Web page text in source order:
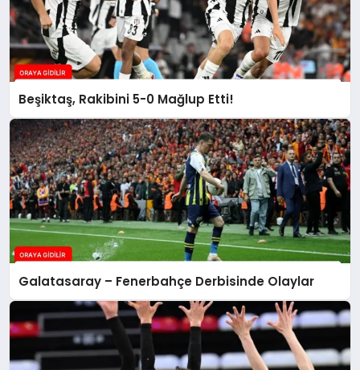
Beşiktaş, Rakibini 5-0 Mağlup Etti!
Galatasaray – Fenerbahçe Derbisinde Olaylar